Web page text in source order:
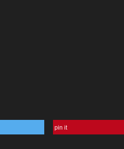
pin it